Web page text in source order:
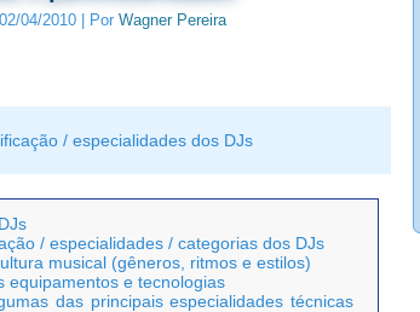
02/04/2010 Por Wagner Pereira
/ especialidades dos DJs
/ especialidades / categorias dos DJs
musical (gêneros, ritmos e estilos)
equipamentos e tecnologias
das principais especialidades técnicas